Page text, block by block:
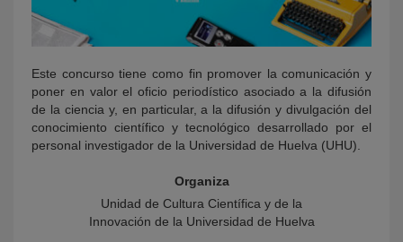
Este concurso tiene como fin promover la comunicación y
poner en valor el oficio periodístico asociado a la difusión
de la ciencia y, en particular, a la difusión y divulgación del
conocimiento científico y tecnológico desarrollado por el
personal investigador de la Universidad de Huelva (UHU).
Organiza
Unidad de Cultura Científica y de la
Innovación de la Universidad de Huelva